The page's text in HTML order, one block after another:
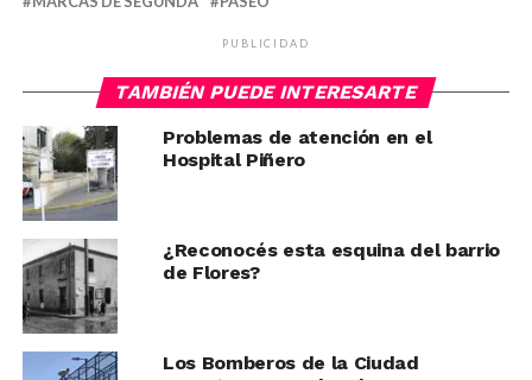
PUBLICIDAD
TAMBIÉN PUEDE INTERESARTE
Problemas de atención en el
Hospital Piñero
¿Reconocés esta esquina del barrio
de Flores?
Los Bomberos de la Ciudad